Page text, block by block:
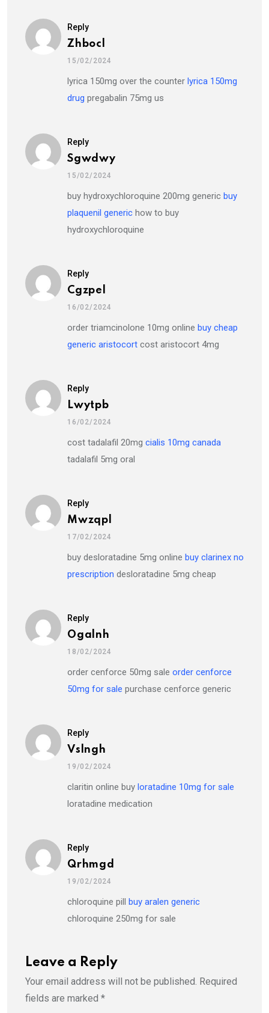
Reply
Zhbocl
15/02/2024
lyrica 150mg over the counter lyrica 150mg
drug pregabalin 75mg us
Reply
Sgwdwy
15/02/2024
buy hydroxychloroquine 200mg generic buy
plaquenil generic how to buy
hydroxychloroquine
Reply
Cgzpel
16/02/2024
order triamcinolone 10mg online buy cheap
generic aristocort cost aristocort 4mg
Reply
Lwytpb
16/02/2024
cost tadalafil 20mg cialis 10mg canada
tadalafil 5mg oral
Reply
Mwzqpl
17/02/2024
buy desloratadine 5mg online buy clarinex no
prescription desloratadine 5mg cheap
Reply
Ogalnh
18/02/2024
order cenforce 50mg sale order cenforce
50mg for sale purchase cenforce generic
Reply
Vslngh
19/02/2024
claritin online buy loratadine 10mg for sale
loratadine medication
Reply
Qrhmgd
19/02/2024
chloroquine pill buy aralen generic
chloroquine 250mg for sale
Leave a Reply
Your email address will not be published. Required
fields are marked *